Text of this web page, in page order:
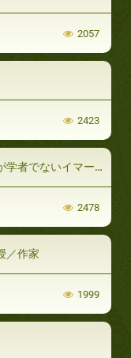
2057
2423
マームの判断を仰ぐこと
2478
／作家
1999